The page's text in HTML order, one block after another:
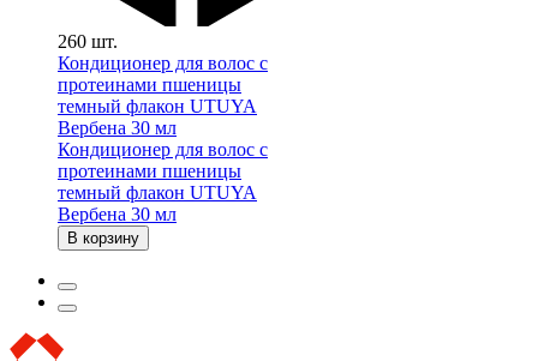
260 шт.
Кондиционер для волос с
протеинами пшеницы
темный флакон UTUYA
Вербена 30 мл
Кондиционер для волос с
протеинами пшеницы
темный флакон UTUYA
Вербена 30 мл
В корзину